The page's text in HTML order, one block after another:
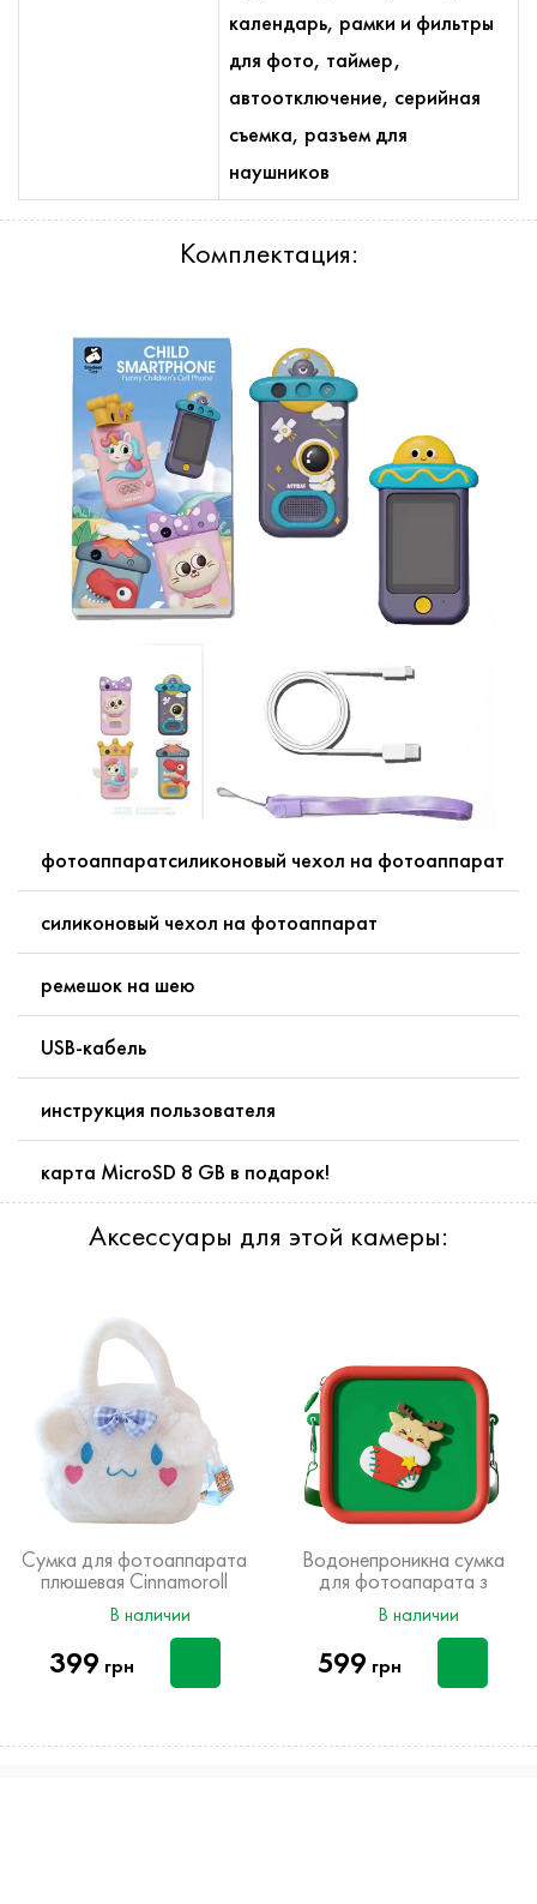
календарь, рамки и фильтры
для фото, таймер,
автоотключение, серийная
съемка, разъем для
наушников
Комплектация:
фотоаппаратсиликоновый чехол на фотоаппарат
силиконовый чехол на фотоаппарат
ремешок на шею
USB-кабель
инструкция пользователя
карта MicroSD 8 GB в подарок!
Аксессуары для этой камеры:
Сумка для фотоаппарата
плюшевая Cinnamoroll
В наличии
399 грн
Водонепроникна сумка
для фотоапарата з
Новорічним дизайном
В наличии
599 грн